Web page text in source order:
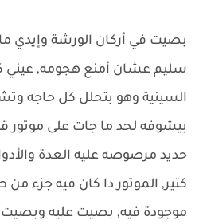
بصيت في أركان الورشة وإيدي
سليم عشان أمنع هجومه, عيني
السينية وهو بتحلل كل حاجه
بيشوفه لحد ما جات على موتور
حديد مرصوصه عليه العدة
كتير, الموتور دا كان فيه جزء
موجودة فيه, بصيت عليه وبصيت